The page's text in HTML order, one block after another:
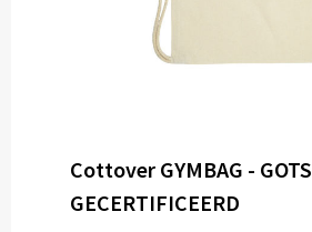
Cottover GYMBAG - GOTS
GECERTIFICEERD